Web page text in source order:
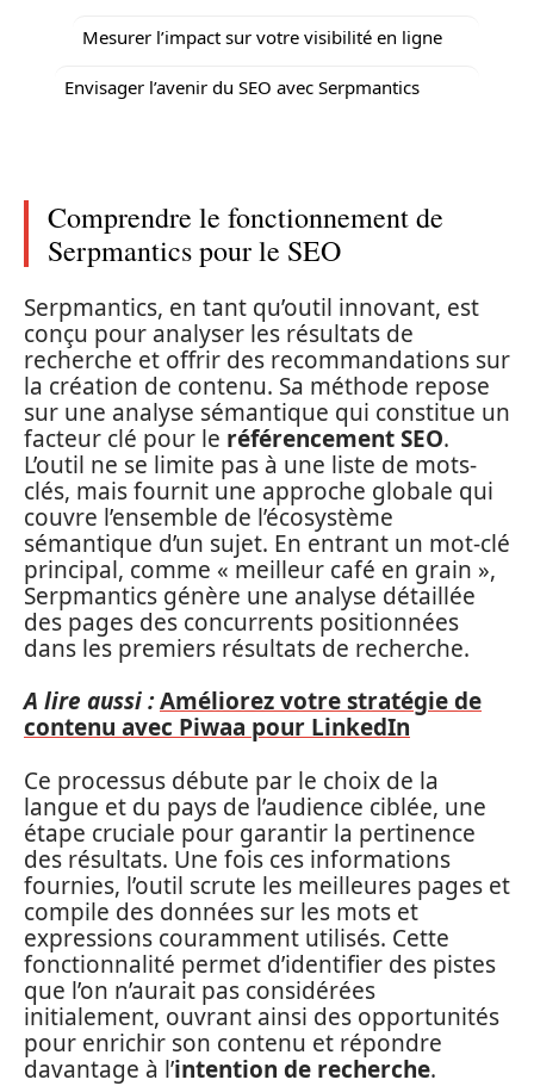
Mesurer l’impact sur votre visibilité en ligne
Envisager l’avenir du SEO avec Serpmantics
Comprendre le fonctionnement de
Serpmantics pour le SEO
Serpmantics, en tant qu’outil innovant, est
conçu pour analyser les résultats de
recherche et offrir des recommandations sur
la création de contenu. Sa méthode repose
sur une analyse sémantique qui constitue un
facteur clé pour le référencement SEO.
L’outil ne se limite pas à une liste de mots-
clés, mais fournit une approche globale qui
couvre l’ensemble de l’écosystème
sémantique d’un sujet. En entrant un mot-clé
principal, comme « meilleur café en grain »,
Serpmantics génère une analyse détaillée
des pages des concurrents positionnées
dans les premiers résultats de recherche.
A lire aussi :Améliorez votre stratégie de
contenu avec Piwaa pour LinkedIn
Ce processus débute par le choix de la
langue et du pays de l’audience ciblée, une
étape cruciale pour garantir la pertinence
des résultats. Une fois ces informations
fournies, l’outil scrute les meilleures pages et
compile des données sur les mots et
expressions couramment utilisés. Cette
fonctionnalité permet d’identifier des pistes
que l’on n’aurait pas considérées
initialement, ouvrant ainsi des opportunités
pour enrichir son contenu et répondre
davantage à l’intention de recherche.